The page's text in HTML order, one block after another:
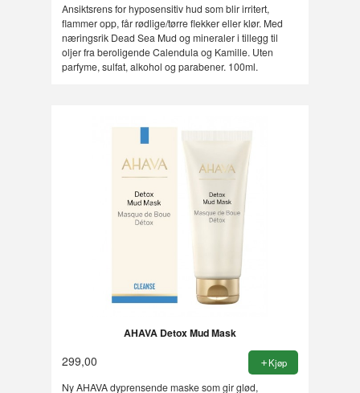
Ansiktsrens for hyposensitiv hud som blir irritert,
flammer opp, får rødlige/tørre flekker eller klør. Med
næringsrik Dead Sea Mud og mineraler i tillegg til
oljer fra beroligende Calendula og Kamille. Uten
parfyme, sulfat, alkohol og parabener. 100ml.
AHAVA Detox Mud Mask
299,00 Kjøp
Ny AHAVA dyprensende maske som gir glød,